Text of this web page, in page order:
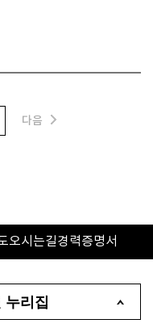
다음
오시는길경력증명서
누리집